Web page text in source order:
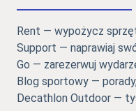
Rent — wypożycz
Support — naprawiaj
Go — zarezerwuj
Blog sportowy —
Decathlon Outdoor —